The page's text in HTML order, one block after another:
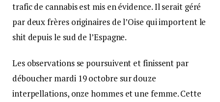
trafic de cannabis est mis en évidence. Il serait géré
par deux frères originaires de l’Oise qui importent le
shit depuis le sud de l’Espagne.
Les observations se poursuivent et finissent par
déboucher mardi 19 octobre sur douze
interpellations, onze hommes et une femme. Cette